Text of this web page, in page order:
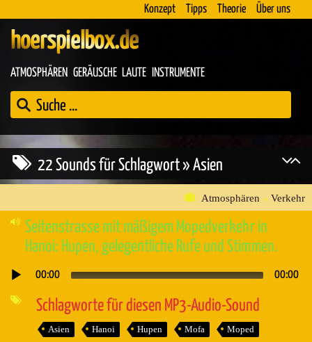
Konzept Tipps Theorie Über uns
hoerspielbox.de
ATMOSPHÄREN GERÄUSCHE LAUTE INSTRUMENTE
22 Sounds für Schlagwort » Asien
Atmosphären » Verkehr
Seitenstrasse mit mäßigem Mopedverkehr in
Hanoi: Hupen, gelegentliche Rufe und Stimmen.
Audio-
00:00 00:00
Schlagworte für diesen MP3-Audio-Sound
Asien Hanoi Hupen Mofa Moped